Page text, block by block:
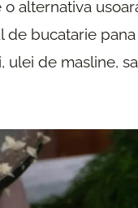
alternativa
bucatarie
de masline,